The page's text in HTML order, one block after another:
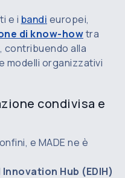
e i bandi europei,
di know-howtra
contribuendo alla
modelli organizzativi
condivisa e
e MADE ne è
Hub (EDIH)